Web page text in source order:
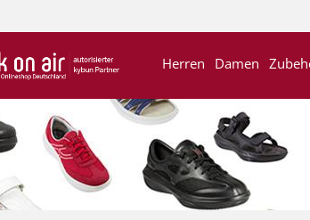
Herren Damen